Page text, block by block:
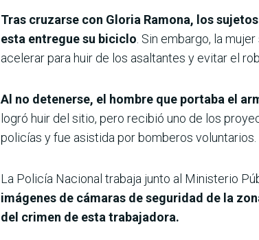
Tras cruzarse con Gloria Ramona, los
esta entregue su biciclo . Sin embargo, la
acelerar para huir de los asaltantes y evitar el
Al no detenerse, el hombre que portaba el
logró huir del sitio, pero recibió uno de los
policías y fue asistida por bomberos voluntarios.
La Policía Nacional trabaja junto al Ministerio
imágenes de cámaras de seguridad de la
del crimen de esta trabajadora.